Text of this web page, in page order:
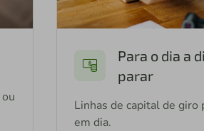
Para o dia a
parar
Linhas de capital de giro
em dia.